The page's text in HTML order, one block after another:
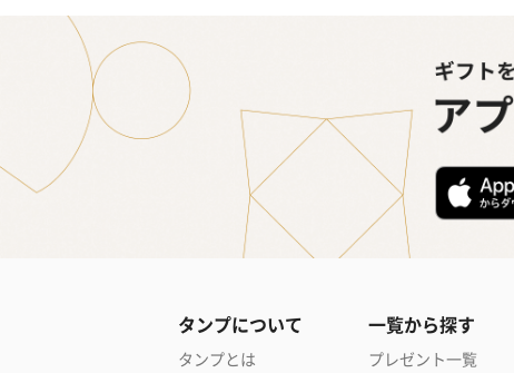
タンプについて
タンプとは
一覧から探す
プレゼント一覧